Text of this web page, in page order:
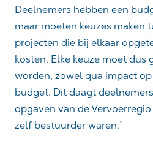
Deelnemers hebben een
maar moeten keuzes maken
projecten die bij elkaar
kosten. Elke keuze moet dus
worden, zowel qua impact
budget. Dit daagt
opgaven van de
zelf bestuurder waren.”